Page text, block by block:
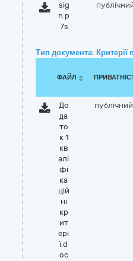
sig
n.p
7s
Тип документа: Критерії
ФАЙЛ
До
да
то
к 1
кв
алі
фі
ка
цій
ні
кр
ит
ері
ї.d
oc
публічний